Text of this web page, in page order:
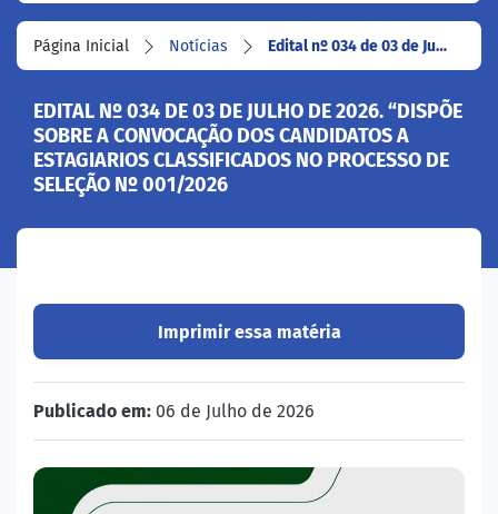
Página Inicial Notícias Edital nº 034 de 03 de Ju…
EDITAL Nº 034 DE 03 DE JULHO DE 2026. “DISPÕE
SOBRE A CONVOCAÇÃO DOS CANDIDATOS A
ESTAGIARIOS CLASSIFICADOS NO PROCESSO DE
SELEÇÃO Nº 001/2026
Imprimir essa matéria
Publicado em: 06 de Julho de 2026